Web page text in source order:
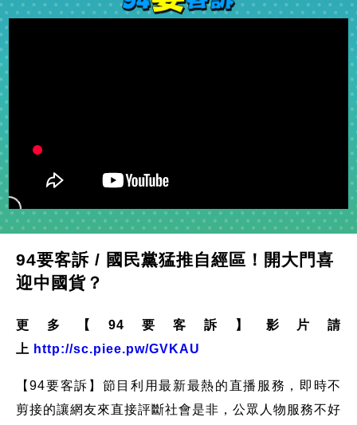
94要客訴 / 國民黨猛推自經區！開大門喜
迎中國貨？
更多【94要客訴】影片請
上 http://sc.piee.pw/GVKAU
【94要客訴】節目利用最新最熱的直播服務，即時不
剪接的讓網友來直接評斷社會是非，公眾人物服務不好